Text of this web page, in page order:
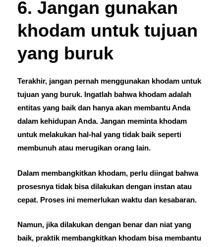
6. Jangan gunakan
khodam untuk tujuan
yang buruk
Terakhir, jangan pernah menggunakan khodam untuk
tujuan yang buruk. Ingatlah bahwa khodam adalah
entitas yang baik dan hanya akan membantu Anda
dalam kehidupan Anda. Jangan meminta khodam
untuk melakukan hal-hal yang tidak baik seperti
membunuh atau merugikan orang lain.
Dalam membangkitkan khodam, perlu diingat bahwa
prosesnya tidak bisa dilakukan dengan instan atau
cepat. Proses ini memerlukan waktu dan kesabaran.
Namun, jika dilakukan dengan benar dan niat yang
baik, praktik membangkitkan khodam bisa membantu